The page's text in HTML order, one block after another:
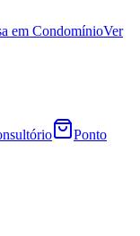
em CondomínioVer
Ponto